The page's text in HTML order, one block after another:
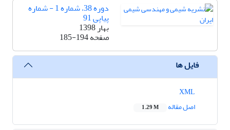
دوره 38، شماره 1 - شماره
پیاپی 91
بهار 1398
صفحه185-194
فایل ها
اصل مقاله
1.29 M